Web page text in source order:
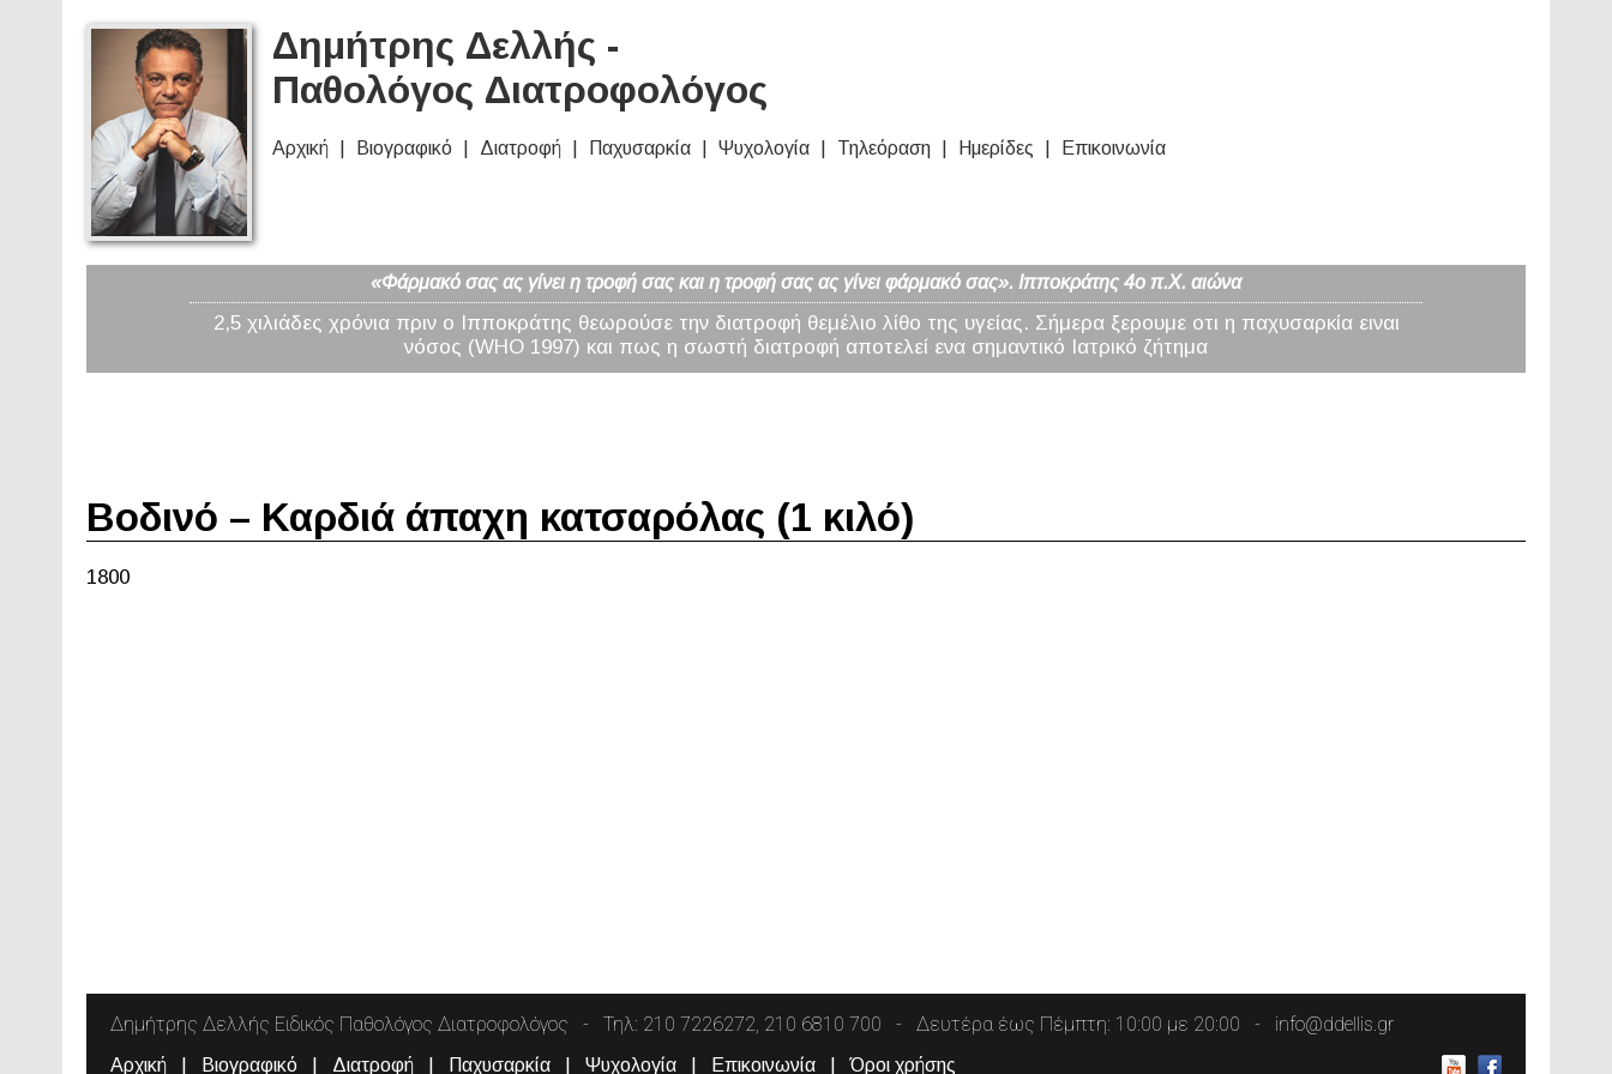
Δημήτρης Δελλής -
Παθολόγος Διατροφολόγος
Αρχική Βιογραφικό Διατροφή Παχυσαρκία Ψυχολογία Τηλεόραση Ημερίδες Επικοινωνία
«Φάρμακό σας ας γίνει η τροφή σας και η τροφή σας ας γίνει φάρμακό σας». Ιπποκράτης 4ο π.Χ. αιώνα
2,5 χιλιάδες χρόνια πριν ο Ιπποκράτης θεωρούσε την διατροφή θεμέλιο λίθο της υγείας. Σήμερα ξερουμε οτι η παχυσαρκία ειναι
νόσος (WHO 1997) και πως η σωστή διατροφή αποτελεί ενα σημαντικό Ιατρικό ζήτημα
Βοδινό – Καρδιά άπαχη κατσαρόλας (1 κιλό)
1800
Δημήτρης Δελλής Ειδικός Παθολόγος Διατροφολόγος Τηλ: 210 7226272, 210 6810 700 Δευτέρα έως Πέμπτη: 10:00 με 20:00 info@ddellis.gr
Αρχική Βιογραφικό Διατροφή Παχυσαρκία Ψυχολογία Επικοινωνία Όροι χρήσης